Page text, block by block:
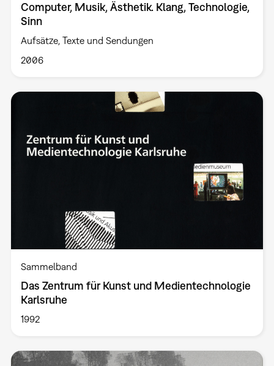
Computer, Musik, Ästhetik. Klang, Technologie,
Sinn
Aufsätze, Texte und Sendungen
2006
Sammelband
Das Zentrum für Kunst und Medientechnologie
Karlsruhe
1992